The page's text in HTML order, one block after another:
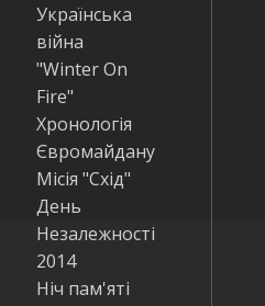
Українська
війна
"Winter On
Fire"
Хронологія
Євромайдану
Місія "Схід"
День
Незалежності
2014
Ніч пам'яті